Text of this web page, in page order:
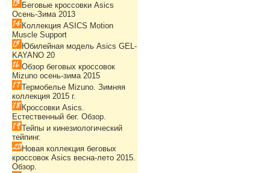
Беговые кроссовки Asics
Осень-Зима 2013
Коллекция ASICS Motion
Muscle Support
Юбилейная модель Asics GEL-
KAYANO 20
Обзор беговых кроссовок
Mizuno осень-зима 2015
Термобелье Mizuno. Зимняя
коллекция 2015 г.
Кроссовки Asics.
Естественный бег. Обзор.
Тейпы и кинезиологический
тейпинг.
Новая коллекция беговых
кроссовок Asics весна-лето 2015.
Обзор.